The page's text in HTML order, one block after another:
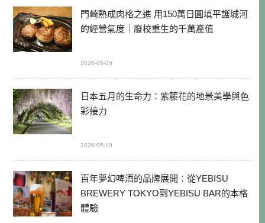
門崎熟成肉格之進 用150萬日圓填平護城河
的經營氣度｜廢校重生的千萬產值
2026-05-20
日本五月的生命力：紫藤花的地景美學與色
彩接力
2026-05-10
百年夢幻啤酒的品牌展開：從YEBISU
BREWERY TOKYO到YEBISU BAR的本格
體驗